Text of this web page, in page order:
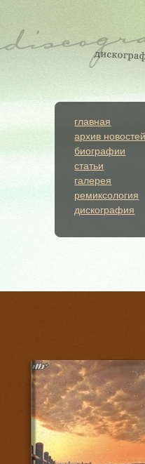
главная
архив новостей
биографии
статьи
галерея
ремиксология
дискография